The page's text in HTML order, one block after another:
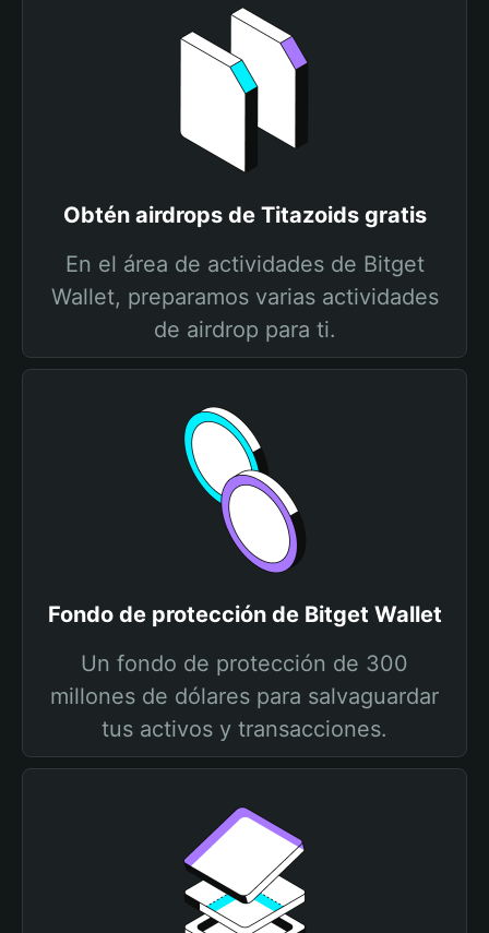
Obtén airdrops de Titazoids gratis
En el área de actividades de Bitget
Wallet, preparamos varias actividades
de airdrop para ti.
Fondo de protección de Bitget Wallet
Un fondo de protección de 300
millones de dólares para salvaguardar
tus activos y transacciones.